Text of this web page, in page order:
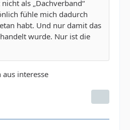
als „Dachverband“
fühle mich dadurch
habt. Und nur damit das
wurde. Nur ist die
interesse